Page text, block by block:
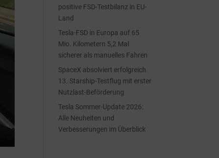
positive FSD-Testbilanz in EU-
Land
Tesla-FSD in Europa auf 65
Mio. Kilometern 5,2 Mal
sicherer als manuelles Fahren
SpaceX absolviert erfolgreich
13. Starship-Testflug mit erster
Nutzlast-Beförderung
Tesla Sommer-Update 2026:
Alle Neuheiten und
Verbesserungen im Überblick